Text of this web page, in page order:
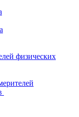
физических